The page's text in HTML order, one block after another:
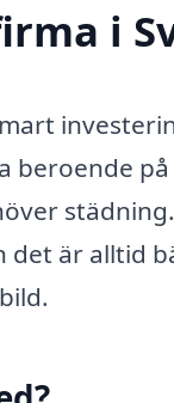
i
beroende
det är alltid